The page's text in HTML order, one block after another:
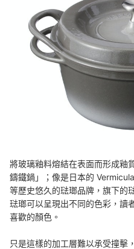
將玻璃釉料熔結在表面而形成釉
鑄鐵鍋」；像是日本的
等歷史悠久的琺瑯品牌，旗下的
琺瑯可以呈現出不同的色彩，讀
喜歡的顏色。
只是這樣的加工層難以承受撞擊